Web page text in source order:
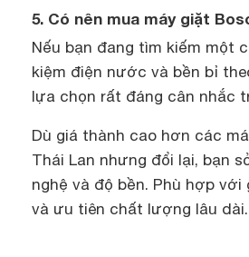
5. Có nên mua máy giặt
Nếu bạn đang tìm kiếm một
kiệm điện nước và bền bỉ
lựa chọn rất đáng cân nhắc
Dù giá thành cao hơn các
Thái Lan nhưng đổi lại, bạn
nghệ và độ bền. Phù hợp
và ưu tiên chất lượng lâu dài.